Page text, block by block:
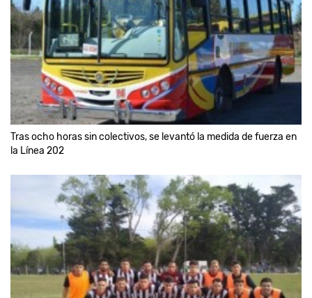
Tras ocho horas sin colectivos, se levantó la medida de fuerza en
la Línea 202